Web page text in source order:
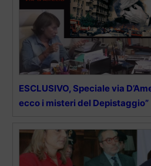
ESCLUSIVO, Speciale via
ecco i misteri del Depistaggio”